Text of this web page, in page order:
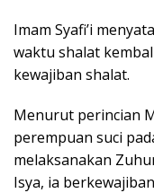
Imam Syafi’i
waktu shalat
kewajiban shalat.
Menurut perincian
perempuan suci
melaksanakan
Isya, ia